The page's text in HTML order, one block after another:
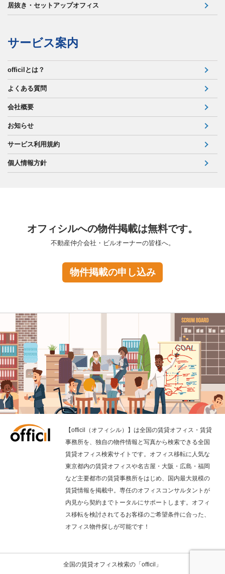
居抜き・セットアップオフィス
サービス案内
officilとは？
よくある質問
会社概要
お知らせ
サービス利用規約
個人情報方針
オフィシルへの物件掲載は無料です。
不動産仲介会社・ビルオーナーの皆様へ。
物件掲載の申し込み
【officil（オフィシル）】は全国の賃貸オフィス・賃貸
事務所を、独自の物件情報と写真から検索できる全国
賃貸オフィス検索サイトです。オフィス移転に人気な
東京都内の賃貸オフィスや名古屋・大阪・広島・福岡
など主要都市の賃貸事務所をはじめ、国内最大規模の
賃貸情報を掲載中。専任のオフィスコンサルタントが
内見から契約までトータルにサポートします。オフィ
ス移転を検討されてるお客様のご希望条件に合った、
オフィス物件探しが可能です！
全国の賃貸オフィス検索の「officil」